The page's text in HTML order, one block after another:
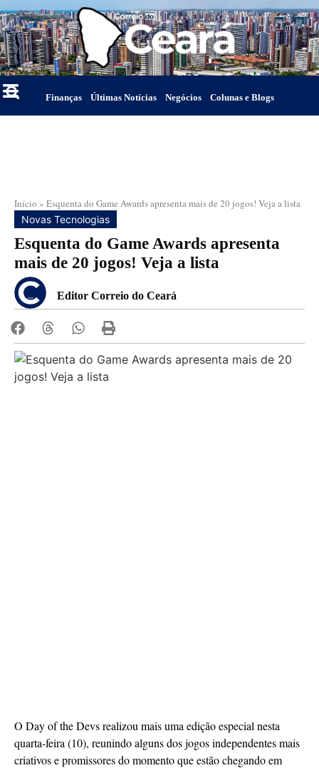
Finanças Últimas Notícias Negócios Colunas e Blogs
Início » Esquenta do Game Awards apresenta mais de 20 jogos! Veja a lista
Novas Tecnologias
Esquenta do Game Awards apresenta
mais de 20 jogos! Veja a lista
Editor Correio do Ceará
O Day of the Devs realizou mais uma edição especial nesta
quarta-feira (10), reunindo alguns dos jogos independentes mais
criativos e promissores do momento que estão chegando em